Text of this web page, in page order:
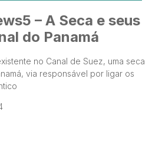
– A Seca e seus
do Panamá
no Canal de Suez, uma seca
via responsável por ligar os